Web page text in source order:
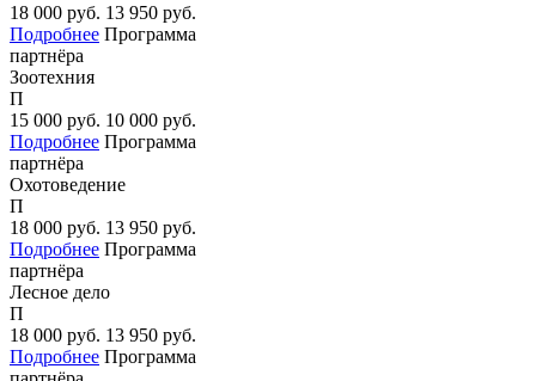
18 000 руб. 13 950 руб.
Подробнее Программа
партнёра
Зоотехния
П
15 000 руб. 10 000 руб.
Подробнее Программа
партнёра
Охотоведение
П
18 000 руб. 13 950 руб.
Подробнее Программа
партнёра
Лесное дело
П
18 000 руб. 13 950 руб.
Подробнее Программа